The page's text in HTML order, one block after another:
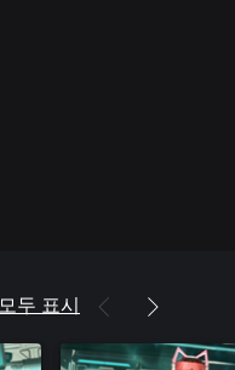
모두 표시